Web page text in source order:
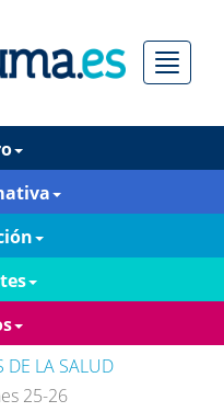
Menú
DE LA SALUD
25-26